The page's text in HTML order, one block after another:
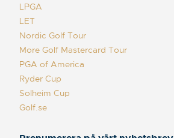
LPGA
LET
Nordic Golf Tour
More Golf Mastercard Tour
PGA of America
Ryder Cup
Solheim Cup
Golf.se